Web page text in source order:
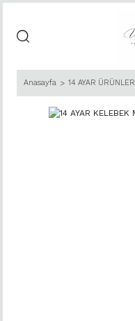
Anasayfa 14 AYAR ÜRÜNLER